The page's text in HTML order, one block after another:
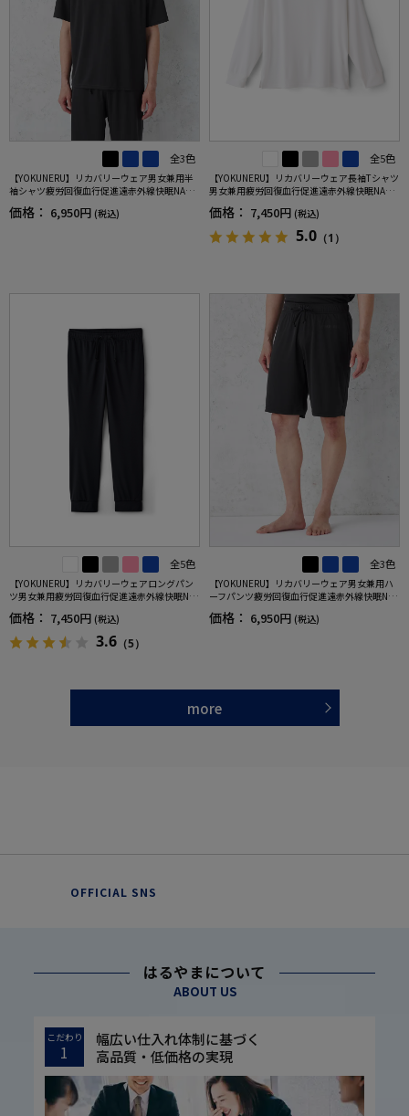
全3色
【YOKUNERU】リカバリーウェア男女兼用半
袖シャツ疲労回復血行促進遠赤外線快眠NANO
MIX(R)【一般医療機器】SS～LLサイズ
価格： 6,950円 (税込)
全5色
【YOKUNERU】リカバリーウェア長袖Tシャツ
男女兼用疲労回復血行促進遠赤外線快眠NANO
MIX(R)【一般医療機器】SS～LLサイズ
価格： 7,450円 (税込)
5.0 （1）
全5色
【YOKUNERU】リカバリーウェアロングパン
ツ男女兼用疲労回復血行促進遠赤外線快眠NA
NOMIX(R)【一般医療機器】SS～LLサイズ
価格： 7,450円 (税込)
3.6 （5）
全3色
【YOKUNERU】リカバリーウェア男女兼用ハ
ーフパンツ疲労回復血行促進遠赤外線快眠NA
NOMIX(R)【一般医療機器】SS～LLサイズ
価格： 6,950円 (税込)
more
OFFICIAL SNS
はるやまについて
ABOUT US
こだわり
1
幅広い仕入れ体制に基づく
高品質・低価格の実現